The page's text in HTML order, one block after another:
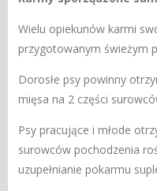
Wielu opiekunów karmi
przygotowanym świeżym
Dorosłe psy powinny
mięsa na 2 części
Psy pracujące i młode
surowców pochodzenia
uzupełnianie pokarmu